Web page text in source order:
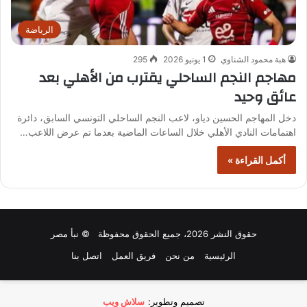
الرياضة
هبة محمود الشناوي 1 يونيو 2026 295
مهاجم النجم الساحلي يقترب من الأهلي بعد
عائق وحيد
دخل المهاجم الحسين دياو، لاعب النجم الساحلي التونسي السابق، دائرة
اهتمامات النادي الأهلي خلال الساعات الماضية بعدما تم عرض اللاعب…
أكمل القراءة »
حقوق النشر 2026، جميع الحقوق محفوظة © نبأ مصر
الرئيسية
من نحن فريق العمل اتصل بنا
تصميم وتطوير: سلاش ويب